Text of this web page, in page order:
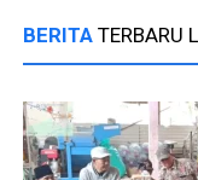
BERITA TERBARU